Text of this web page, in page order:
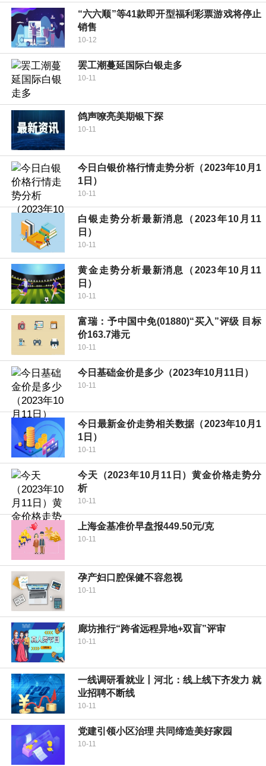
“六六顺”等41款即开型福利彩票游戏将停止
销售
10-12
罢工潮蔓延国际白银走多
10-11
鸽声嘹亮美期银下探
10-11
今日白银价格行情走势分析（2023年10月1
1日）
10-11
白银走势分析最新消息（2023年10月11
日）
10-11
黄金走势分析最新消息（2023年10月11
日）
10-11
富瑞：予中国中免(01880)“买入”评级 目标
价163.7港元
10-11
今日基础金价是多少（2023年10月11日）
10-11
今日最新金价走势相关数据（2023年10月1
1日）
10-11
今天（2023年10月11日）黄金价格走势分
析
10-11
上海金基准价早盘报449.50元/克
10-11
孕产妇口腔保健不容忽视
10-11
廊坊推行“跨省远程异地+双盲”评审
10-11
一线调研看就业丨河北：线上线下齐发力 就
业招聘不断线
10-11
党建引领小区治理 共同缔造美好家园
10-11